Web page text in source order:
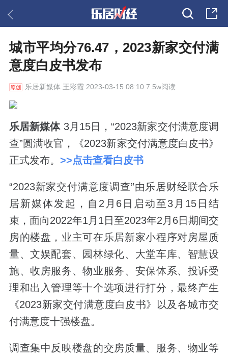
城市平均分76.47，2023新家交付满
意度白皮书发布
乐居新媒体 王彩霞 2023-03-15 08:10 7.5w阅读
乐居新媒体 3月15日，“2023新家交付满意度调
查”圆满收官，《2023新家交付满意度白皮书》
正式发布。 >>点击查看白皮书
“2023新家交付满意度调查”由乐居财经联合乐
居新媒体发起，自2月6日启动至3月15日结
束，面向2022年1月1日至2023年2月6日期间交
房的楼盘，业主可在乐居新家小程序对房屋质
量、文娱配套、园林绿化、大堂车库、智慧设
施、收房服务、物业服务、安保体系、投诉受
理和出入管理等十个选项进行打分，最终产生
《2023新家交付满意度白皮书》以及各城市交
付满意度十强楼盘。
调查集中反映楼盘的交房质量、服务、物业等